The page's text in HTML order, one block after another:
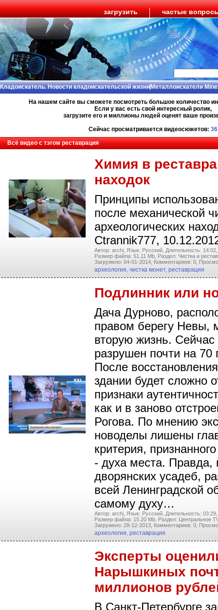
загрузить частые
Кладоискатель. Новости кладоискательской жизниМеталлоискатели
На нашем сайте вы сможете посмотреть большое количество
Если у вас есть свой интересный ролик,
загрузите его и миллионы людей оценят ваше
Сейчас просматривается видеосюжетов: 36
Всё видео с тэгом реставрация
Химия в
находок
Принципы
после механической
археологических
Ctrannik777,
Автор: archi, Язык: Русский, Длительность: 14:02,
Размер файла: 51.11 Mb, Раздел: Чистка и
Загружено: 04-01-2014, Комментариев: 0,
археология, чистка монет, реставрация
Подлинник или
Дача Дурново,
правом берегу Невы,
вторую жизнь. Сейчас
разрушен почти на 70
После
здании будет сложно
признаки
как и в заново
Рогова. По мнению
новоделы лишены
критерия,
- духа места. Правда,
дворянских усадеб,
всей Ленинградской
самому духу…
Автор: archi, Язык: Русский, Длительность: 03:29,
Размер файла: 15.20 Mb, Раздел: Центральное
Загружено: 28-12-2013, Комментариев: 0,
археология, реставрация
Эксперты
Нарышкиных
миллионов
В Санкт-Петербурге